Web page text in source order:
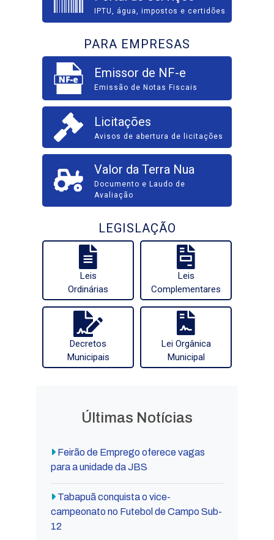
IPTU, água, impostos e certidões
PARA EMPRESAS
Emissor de NF-e
Emissão de Notas Fiscais
Licitações
Avisos de abertura de licitações
Valor da Terra Nua
Documento e Laudo de
Avaliação
LEGISLAÇÃO
Leis
Ordinárias
Leis
Complementares
Decretos
Municipais
Lei Orgânica
Municipal
Últimas Notícias
Feirão de Emprego oferece vagas
para a unidade da JBS
Tabapuã conquista o vice-
campeonato no Futebol de Campo Sub-
12